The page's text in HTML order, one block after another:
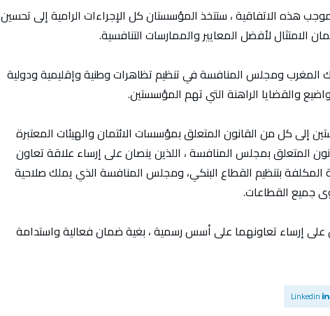
هذه الاتفاقية ، ستتخذ المؤسستان كل الإجراءات الرامية إلى تحسين
الامتثال لأفضل المعايير والممارسات التنافسية.
المغرب ومجلس المنافسة في تنظيم تظاهرات وطنية وإقليمية ودولية
والقضايا الراهنة التي تهم المؤسستين.
إلى كل من القانون المتعلق بمؤسسات الائتمان والهيئات المعتبرة
المتعلق بمجلس المنافسة ، اللذين ينصان على إرساء علاقة تعاون
بتنظيم القطاع البنكي، ومجلس المنافسة الذي يملك صلاحية
جميع القطاعات.
على إرساء تعاونهما على أسس رسمية ، بغية ضمان فعالية واستدامة
Linkedin